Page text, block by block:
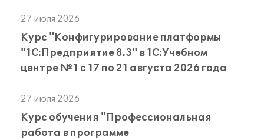
27 июля 2026
Курс "Конфигурирование платформы
"1С:Предприятие 8.3" в 1С:Учебном
центре №1 с 17 по 21 августа 2026 года
27 июля 2026
Курс обучения "Профессиональная
работа в программе